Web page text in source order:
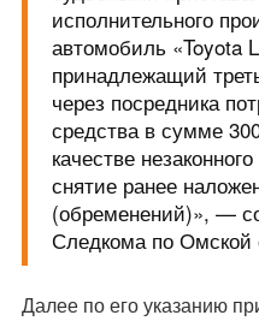
исполнительного
автомобиль «Toyota
принадлежащий
через посредника
средства в сумме
качестве
снятие ранее
(обременений)», —
Следкома по Омской
Далее по его указанию